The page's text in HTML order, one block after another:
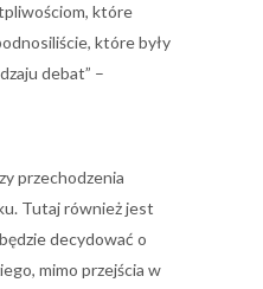
które
które były
debat” –
przechodzenia
Tutaj również jest
decydować o
mimo przejścia w